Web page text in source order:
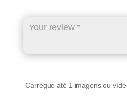
Carregue até 1 imagens ou